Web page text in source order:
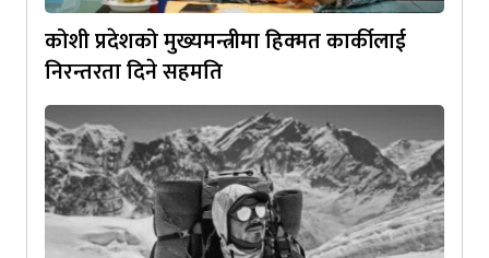
कोशी प्रदेशको मुख्यमन्त्रीमा हिक्मत कार्कीलाई
निरन्तरता दिने सहमति